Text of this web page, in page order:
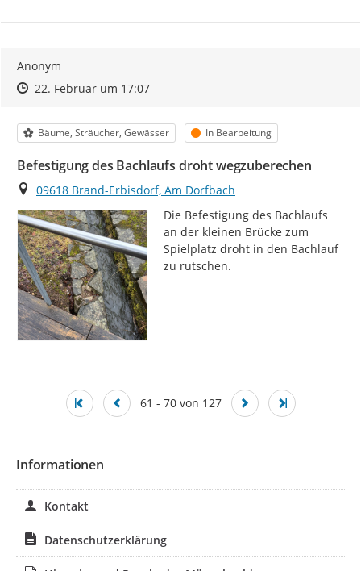
Anonym
Zeitpunkt des Erstellens
Zeitpunkt des Erstellens
22. Februar um 17:07Zur Äußerung
Kategorie
Bäume, Sträucher, Gewässer Status
In Bearbeitung
Befestigung des Bachlaufs droht wegzuberechen
Ort
09618 Brand-Erbisdorf, Am Dorfbach
Die Befestigung des Bachlaufs
an der kleinen Brücke zum
Spielplatz droht in den Bachlauf
zu rutschen.
61 - 70 von 127
Informationen
Kontakt
Datenschutzerklärung